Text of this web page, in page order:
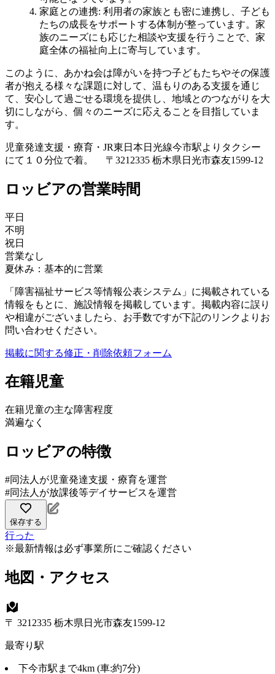
家庭との連携: 利用者の家族とも密に連携し、子ども
たちの成長をサポートする体制が整っています。家
族のニーズにも応じた相談や支援を行うことで、家
庭全体の福祉向上に寄与しています。
このように、あかね会は障がいを持つ子どもたちやその保護
者が抱える様々な課題に対して、温もりのある支援を通じ
て、安心して過ごせる環境を提供し、地域とのつながりを大
切にしながら、個々のニーズに応えることを目指していま
す。
児童発達支援・療育 ・JR東日本日光線今市駅よりタクシー
にて１０分位で着。 〒3212335 栃木県日光市森友1599-12
ロッビアの営業時間
平日
不明
祝日
営業なし
夏休み：基本的に営業
「障害福祉サービス等情報公表システム」に掲載されている
情報をもとに、施設情報を掲載しています。掲載内容に誤り
や相違がございましたら、お手数ですが下記のリンクよりお
問い合わせください。
掲載に関する修正・削除依頼フォーム
在籍児童
在籍児童の主な障害程度
満遍なく
ロッビアの特徴
#同法人が児童発達支援・療育を運営
#同法人が放課後等デイサービスを運営
保存する
行った
※最新情報は必ず事業所にご確認ください
地図・アクセス
〒 3212335 栃木県日光市森友1599-12
最寄り駅
下今市駅まで4km (車:約7分)